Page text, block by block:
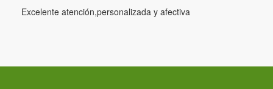
Excelente atención,personalizada y afectiva